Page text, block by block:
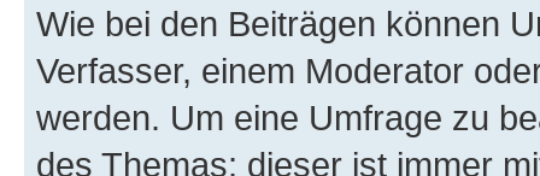
Wie bei den Beiträgen können
Verfasser, einem Moderator
werden. Um eine Umfrage zu
des Themas; dieser ist immer